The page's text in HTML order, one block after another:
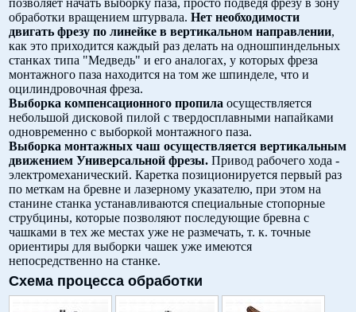
позволяет начать выборку паза, просто подведя фрезу в зону
обработки вращением штурвала.Нет необходимости
двигать фрезу по линейке в вертикальном направлении,
как это приходится каждый раз делать на одношпиндельных
станках типа "Медведь" и его аналогах, у которых фреза
монтажного паза находится на том же шпинделе, что и
оцилиндровочная фреза.
Выборка компенсационного пропила осуществляется
небольшой дисковой пилой с твердосплавными напайками
одновременно с выборкой монтажного паза.
Выборка монтажных чаш осуществляется вертикальным
движением Универсальной фрезы. Привод рабочего хода -
электромеханический. Каретка позиционируется первый раз
по меткам на бревне и лазерному указателю, при этом на
станине станка устанавливаются специальные стопорные
струбцины, которые позволяют последующие бревна с
чашками в тех же местах уже не размечать, т. к. точные
ориентиры для выборки чашек уже имеются
непосредственно на станке.
Схема процесса обработки